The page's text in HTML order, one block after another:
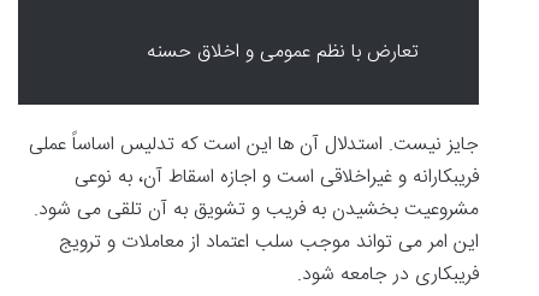
تعارض با نظم عمومی و اخلاق حسنه
جایز نیست. استدلال آن ها این است که تدلیس اساساً عملی
فریبکارانه و غیراخلاقی است و اجازه اسقاط آن، به نوعی
مشروعیت بخشیدن به فریب و تشویق به آن تلقی می شود.
این امر می تواند موجب سلب اعتماد از معاملات و ترویج
فریبکاری در جامعه شود.